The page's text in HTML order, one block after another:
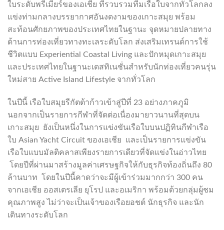
ใบระดับพรีเมียร์ของเอเชีย ที่รวบรวมทีมเรือใบจากทั่วโลกลง
แข่งท่ามกลางบรรยากาศอันงดงามของเกาะสมุย พร้อม
สะท้อนศักยภาพของประเทศไทยในฐานะ จุดหมายปลายทาง
ด้านการท่องเที่ยวทางทะเลระดับโลก ส่งเสริมเทรนด์การใช้
ชีวิตแบบ Experiential Coastal Living และปักหมุดเกาะสมุย
และประเทศไทยในฐานะเดสทิเนชั่นสำหรับนักท่องเที่ยวคนรุ่น
ใหม่สาย Active Island Lifestyle จากทั่วโลก
ในปีนี้ เรือใบสมุยรีกัตต้าก้าวเข้าสู่ปีที่ 23 อย่างภาคภูมิ
นอกจากเป็นรายการกีฬาที่จัดต่อเนื่องมายาวนานที่สุดบน
เกาะสมุย ยังเป็นหนึ่งในการแข่งขันเรือใบบนปฏิทินกีฬาเรือ
ใบ Asian Yacht Circuit ของเอเชีย และเป็นรายการแข่งขัน
เรือใบแบบมัลติคลาสเพียงรายการเดียวที่จัดแข่งในอ่าวไทย
โดยปีที่ผ่านมาสร้างมูลค่าเศรษฐกิจให้กับธุรกิจท้องถิ่นถึง 80
ล้านบาท โดยในปีนี้คาดว่าจะมีผู้เข้าร่วมมากกว่า 300 คน
จากเอเชีย ออสเตรเลีย ยุโรป และอเมริกา พร้อมด้วยกลุ่มผู้ชม
คุณภาพสูง ไม่ว่าจะเป็นเจ้าของเรือยอชต์ นักธุรกิจ และนัก
เดินทางระดับโลก